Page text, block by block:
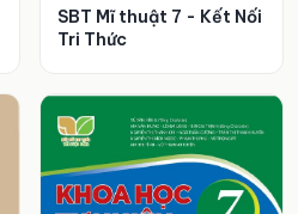
SBT Mĩ thuật 7 - Kết Nối
Tri Thức